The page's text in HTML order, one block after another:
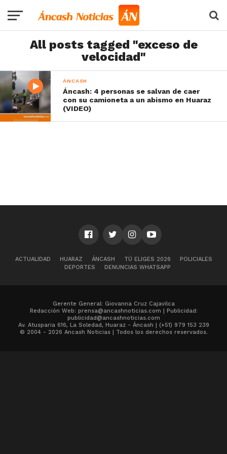
All posts tagged "exceso de
velocidad"
ÁNCASH
Áncash: 4 personas se salvan de caer
con su camioneta a un abismo en Huaraz
(VIDEO)
ACTUALIDAD HUARAZ ÁNCASH TÚ ELIGES 2026
POLICIALES
DEPORTES
DENUNCIAS WHATSAPP
Gerente General: Giovanna Cruz Cajavilca
Redacción Web: prensa@ancashnoticias.com | Publicidad:
publicidad@ancashnoticias.com
Av. Atusparia 616, La Soledad, Huaraz - Áncash | (+51) 979 153 239
© 2004 - 2026 Ancash Noticias | Todos los derechos reservados.